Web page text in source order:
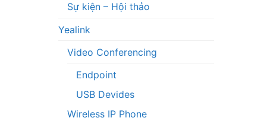
Sự kiện – Hội thảo
Yealink
Video Conferencing
Endpoint
USB Devides
Wireless IP Phone